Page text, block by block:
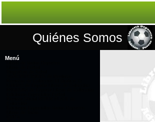
Quiénes Somos
Menú